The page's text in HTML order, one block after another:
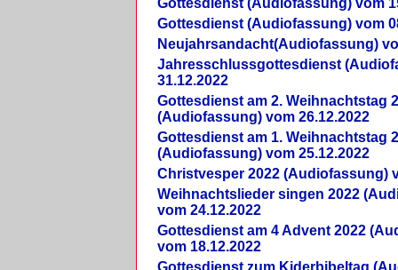
Gottesdienst (Audiofassung) vom
Gottesdienst (Audiofassung) vom
Neujahrsandacht(Audiofassung)
Jahresschlussgottesdienst
31.12.2022
Gottesdienst am 2. Weihnachtstag
(Audiofassung) vom 26.12.2022
Gottesdienst am 1. Weihnachtstag
(Audiofassung) vom 25.12.2022
Christvesper 2022 (Audiofassung)
Weihnachtslieder singen 2022
vom 24.12.2022
Gottesdienst am 4 Advent 2022
vom 18.12.2022